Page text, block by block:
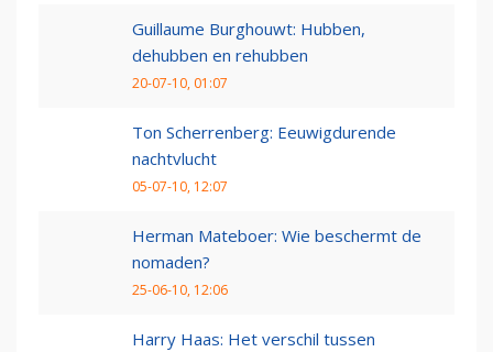
Guillaume Burghouwt: Hubben,
dehubben en rehubben
20-07-10, 01:07
Ton Scherrenberg: Eeuwigdurende
nachtvlucht
05-07-10, 12:07
Herman Mateboer: Wie beschermt de
nomaden?
25-06-10, 12:06
Harry Haas: Het verschil tussen